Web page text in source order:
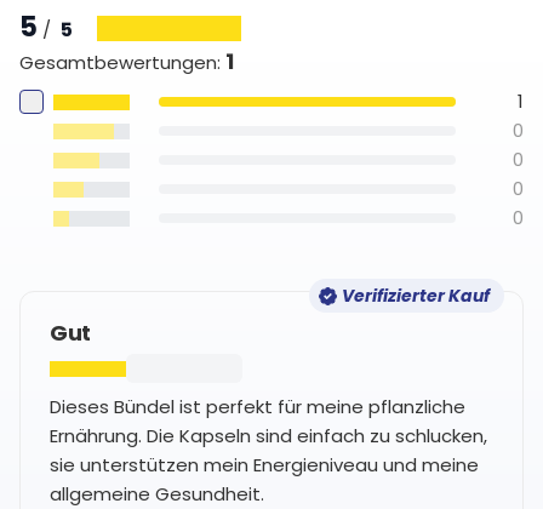
5 / 5
Gesamtbewertungen: 1
1
0
0
0
0
Verifizierter Kauf
Gut
Dieses Bündel ist perfekt für meine pflanzliche
Ernährung. Die Kapseln sind einfach zu schlucken,
sie unterstützen mein Energieniveau und meine
allgemeine Gesundheit.